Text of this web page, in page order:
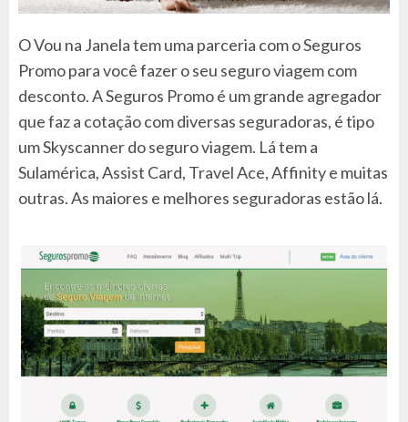
O Vou na Janela tem uma parceria com o Seguros
Promo para você fazer o seu seguro viagem com
desconto. A Seguros Promo é um grande agregador
que faz a cotação com diversas seguradoras, é tipo
um Skyscanner do seguro viagem. Lá tem a
Sulamérica, Assist Card, Travel Ace, Affinity e muitas
outras. As maiores e melhores seguradoras estão lá.